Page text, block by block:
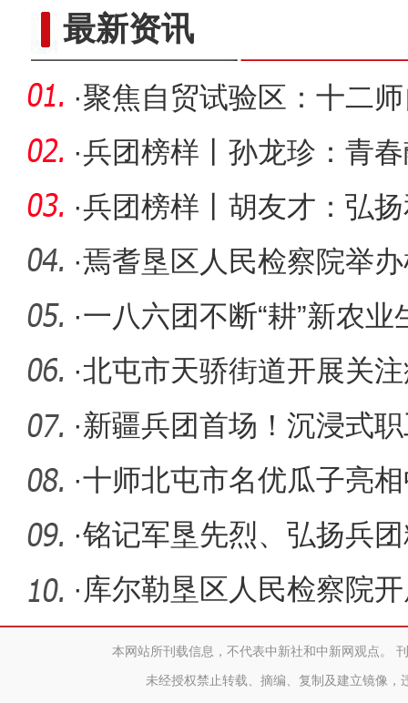
最新资讯
·聚焦自贸试验区：十二
福州苏州
·兵团榜样丨孙龙珍：青
魂
·兵团榜样丨胡友才：弘
我义不容
·焉耆垦区人民检察院举
·一八六团不断“耕”新农
高质量
·北屯市天骄街道开展关
活动
·新疆兵团首场！沉浸式
兵团十二
·十师北屯市名优瓜子亮
展览会
·铭记军垦先烈、弘扬兵
· 库尔勒垦区人民检察院
评议本网站所刊载信息，不代表中新社和中新网观点。
未经授权禁止转载、摘编、复制及建立镜像，